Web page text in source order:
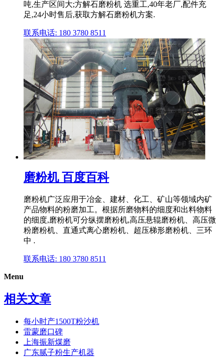
吨,生产区间大;方解石磨粉机 选重工,40年老厂,配件充
足,24小时售后,获取方解石磨粉机方案.
联系电话: 180 3780 8511
磨粉机 百度百科
磨粉机广泛应用于冶金、建材、化工、矿山等领域内矿
产品物料的粉磨加工。根据所磨物料的细度和出料物料
的细度,磨粉机可分纵摆磨粉机,高压悬辊磨粉机、高压微
粉磨粉机、直通式离心磨粉机、超压梯形磨粉机、三环
中 .
联系电话: 180 3780 8511
Menu
相关文章
每小时产1500T粉沙机
雷蒙磨口碑
上海振新煤磨
广东腻子粉生产机器